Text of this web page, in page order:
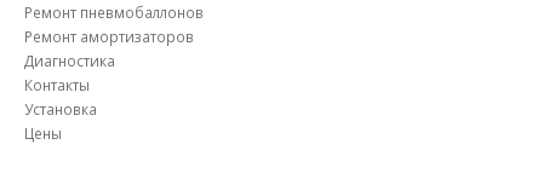
Ремонт пневмобаллонов
Ремонт амортизаторов
Диагностика
Контакты
Установка
Цены